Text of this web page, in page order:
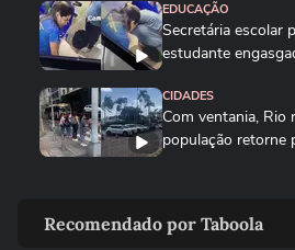
EDUCAÇÃO
Secretária escolar
estudante
CIDADES
Com ventania, Rio
população retorne
‘Cenário de guerra’
Recomendado por Taboola